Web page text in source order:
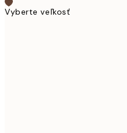
Vyberte veľkosť